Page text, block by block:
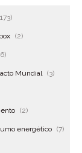
(2)
Mundial (3)
(2)
energético (7)